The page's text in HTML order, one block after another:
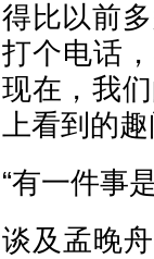
得比以前
打个电话
现在，我
上看到的趣
“有一件事
谈及孟晚